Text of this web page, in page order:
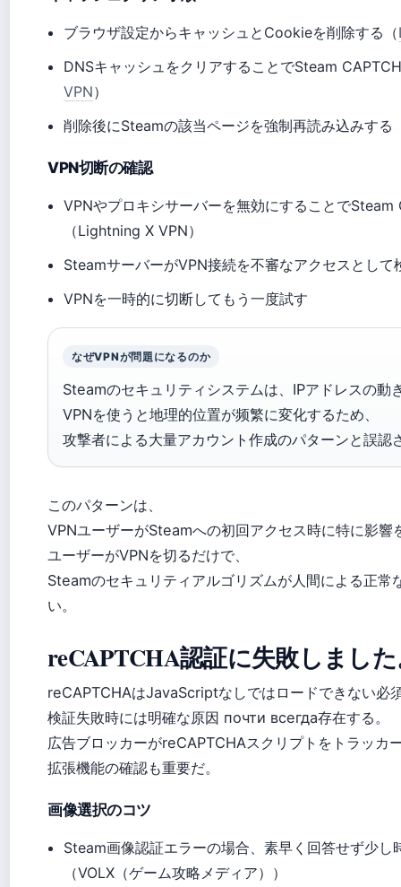
ブラウザ設定からキャッシュとCookieを削除する（
DNSキャッシュをクリアすることでSteam
VPN）
削除後にSteamの該当ページを強制再読み込みする
VPN切断の確認
VPNやプロキシサーバーを無効にすることで
（Lightning X VPN）
SteamサーバーがVPN接続を不審なアクセスとして
VPNを一時的に切断してもう一度試す
なぜVPNが問題になるのか
Steamのセキュリティシステムは、IPアドレスの動
VPNを使うと地理的位置が频繁に変化するため、
攻撃者による大量アカウント作成のパターンと誤認
このパターンは、
VPNユーザーがSteamへの初回アクセス時に特に影響
ユーザーがVPNを切るだけで、
Steamのセキュリティアルゴリズムが人間による正
い。
reCAPTCHA認証に失敗しまし
reCAPTCHAはJavaScriptなしではロードできない必
検証失敗時には明確な原因 почти всегда存在する。
広告ブロッカーがreCAPTCHAスクリプトをトラッカ
拡張機能の確認も重要だ。
画像選択のコツ
Steam画像認証エラーの場合、素早く回答せず少
（VOLX（ゲーム攻略メディア））